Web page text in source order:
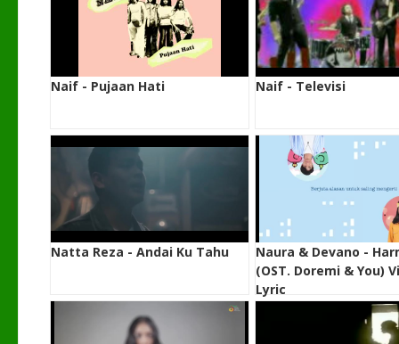
Naif - Pujaan Hati Naif - Televisi
Natta Reza - Andai Ku Tahu
Naura & Devano -
(OST. Doremi & You)
Lyric